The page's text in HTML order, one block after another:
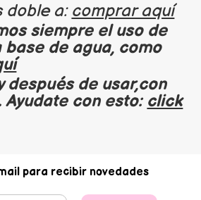
doble a: comprar aquí
siempre el uso de
de agua, como
después de usar,con
Ayudate con esto: click
para recibir novedades